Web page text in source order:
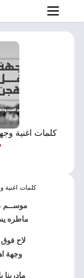
كلمات اغنية
كلمات اغنية
موســم
ماطره
لاح فوق
وجهة